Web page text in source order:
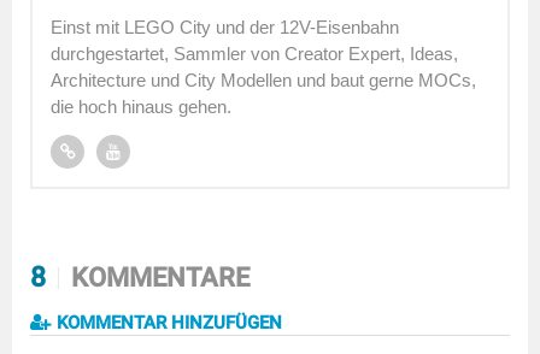
Einst mit LEGO City und der 12V-Eisenbahn
durchgestartet, Sammler von Creator Expert, Ideas,
Architecture und City Modellen und baut gerne MOCs,
die hoch hinaus gehen.
8 KOMMENTARE
KOMMENTAR HINZUFÜGEN